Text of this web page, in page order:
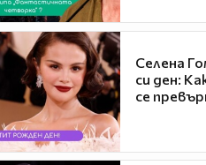
Селена
си ден:
се